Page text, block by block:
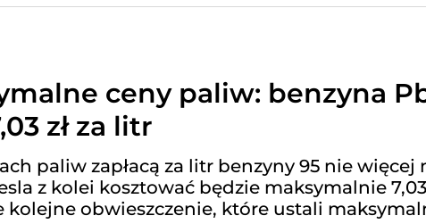
ceny paliw: benzyna
zł za litr
paliw zapłacą za litr benzyny 95 nie więcej
z kolei kosztować będzie maksymalnie 7,03
obwieszczenie, które ustali